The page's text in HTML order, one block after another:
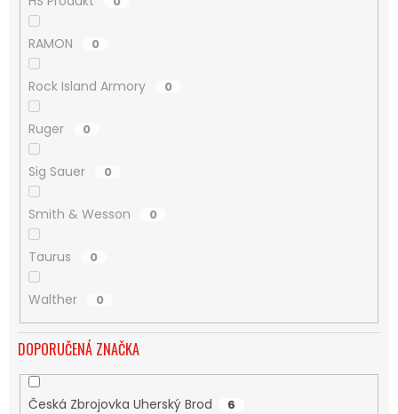
RAMON 0
Rock Island Armory 0
Ruger 0
Sig Sauer 0
Smith & Wesson 0
Taurus 0
Walther 0
DOPORUČENÁ ZNAČKA
Česká Zbrojovka Uherský Brod 6